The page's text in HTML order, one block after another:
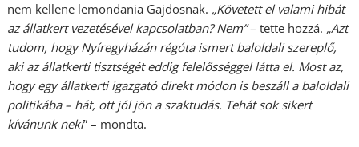
nem kellene lemondania Gajdosnak. „Követett el valami hibát
az állatkert vezetésével kapcsolatban? Nem”– tette hozzá. „Azt
tudom, hogy Nyíregyházán régóta ismert baloldali szereplő,
aki az állatkerti tisztségét eddig felelősséggel látta el. Most az,
hogy egy állatkerti igazgató direkt módon is beszáll a baloldali
politikába – hát, ott jól jön a szaktudás. Tehát sok sikert
kívánunk neki” – mondta.